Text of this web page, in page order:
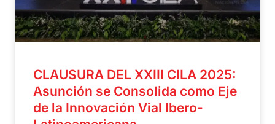
CLAUSURA DEL XXIII CILA 2025:
Asunción se Consolida como Eje
de la Innovación Vial Ibero-